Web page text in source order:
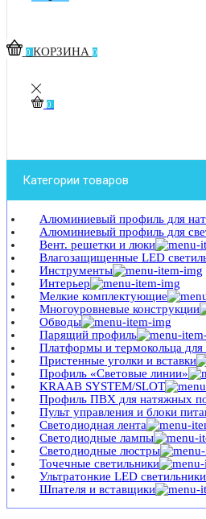
0 КОРЗИНА 0
0
Категории товаров
Алюминиевый профиль для
Алюминиевый профиль для
Вент. решетки и люки
Влагозащищенные LED
Инструменты
Интерьер
Мелкие комплектующие
Многоуровневые конструкции
Обводы
Парящий профиль
Платформы и термокольца для
Пристенные уголки и вставки
Профиль «Световые линии»
KRAAB SYSTEM/SLOT
Профиль ПВХ для натяжных
Пульт управления и блоки
Светодиодная лента
Светодиодные лампы
Светодиодные люстры
Точечные светильники
Ультратонкие LED светильники
Шпателя и вставщики